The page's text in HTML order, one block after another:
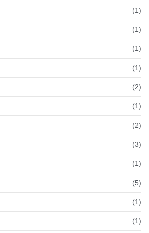
(1)
(1)
(1)
(1)
(2)
(1)
(2)
(3)
(1)
(5)
(1)
(1)